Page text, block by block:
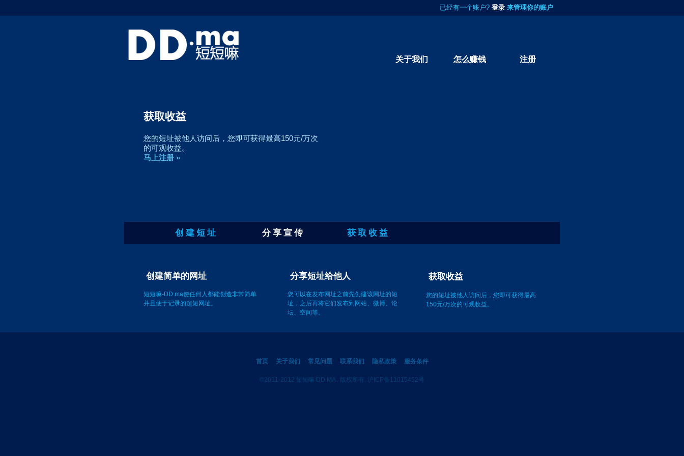
已经有一个账户? 登录 来管理你的账户
关于我们 怎么赚钱 注册
获取收益
您的短址被他人访问后，您即可获得最高150元/万次
的可观收益。
马上注册 »
创 建 短 址 分 享 宣 传 获 取 收 益
创建简单的网址 分享短址给他人
您可以在发布网址之前先创建该网址的短
获取收益
首页 关于我们 常见问题 联系我们 隐私政策 服务条件